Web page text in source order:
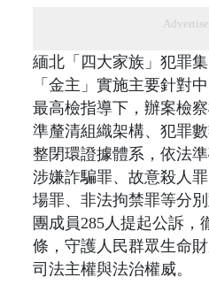
緬北「四大家族」犯罪
「金主」實施主要針對
最高檢指導下，辦案檢
準釐清組織架構、犯罪
整閉環證據體系，依法
涉嫌詐騙罪、故意殺人
場罪、非法拘禁罪等分
團成員285人提起公訴，
條，守護人民群眾生命
司法主權與法治權威。